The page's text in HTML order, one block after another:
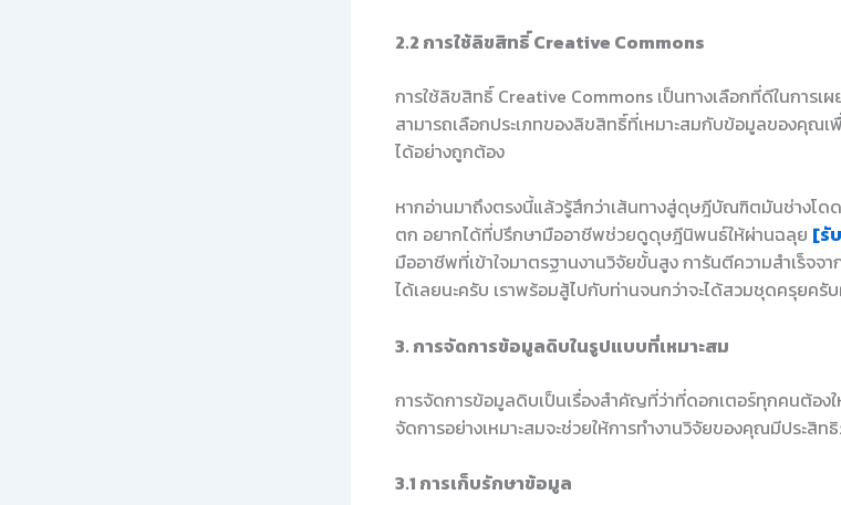
2.2 การใช้ลิขสิทธิ์ Creative Commons
การใช้ลิขสิทธิ์ Creative Commons เป็นทางเลือกที่ดีในการ
สามารถเลือกประเภทของลิขสิทธิ์ที่เหมาะสมกับข้อมูลของคุณเ
ได้อย่างถูกต้อง
หากอ่านมาถึงตรงนี้แล้วรู้สึกว่าเส้นทางสู่ดุษฎีบัณฑิตมันช่างโ
ตก อยากได้ที่ปรึกษามืออาชีพช่วยดูดุษฎีนิพนธ์ให้ผ่านฉลุย [รั
มืออาชีพที่เข้าใจมาตรฐานงานวิจัยขั้นสูง การันตีความสำเร็จจ
ได้เลยนะครับ เราพร้อมสู้ไปกับท่านจนกว่าจะได้สวมชุดครุยครั
3. การจัดการข้อมูลดิบในรูปแบบที่เหมาะสม
การจัดการข้อมูลดิบเป็นเรื่องสำคัญที่ว่าที่ดอกเตอร์ทุกคนต้อง
จัดการอย่างเหมาะสมจะช่วยให้การทำงานวิจัยของคุณมีประสิ
3.1 การเก็บรักษาข้อมูล